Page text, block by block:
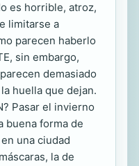
es horrible, atroz,
limitarse a
parecen haberlo
sin embargo,
demasiado
huella que dejan.
Pasar el invierno
buena forma de
una ciudad
la de